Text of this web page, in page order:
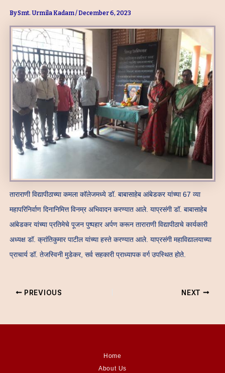
BySmt. Urmila Kadam/December 6, 2023
ताराराणी विद्यापीठाच्या कमला कॉलेजमध्ये डॉ. बाबासाहेब आंबेडकर यांच्या 67 व्या
महापरिनिर्वाण दिनानिमित्त विनम्र अभिवादन करण्यात आले. याप्रसंगी डॉ. बाबासाहेब
आंबेडकर यांच्या प्रतिमेचे पूजन पुष्पहार अर्पण करून ताराराणी विद्यापीठाचे कार्यकारी
अध्यक्ष डॉ. क्रांतिकुमार पाटील यांच्या हस्ते करण्यात आले. याप्रसंगी महाविद्यालयाच्या
प्राचार्य डॉ. तेजस्विनी मुडेकर, सर्व सहकारी प्राध्यापक वर्ग उपस्थित होते.
PREVIOUS NEXT
Home
About Us